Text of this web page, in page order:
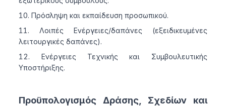
Πρόσληψη και εκπαίδευση προσωπικού.
Λοιπές Ενέργειες/δαπάνες (εξειδικευμένες
λειτουργικές δαπάνες).
Ενέργειες Τεχνικής και Συμβουλευτικής
Υποστήριξης.
Προϋπολογισμός Δράσης, Σχεδίων και